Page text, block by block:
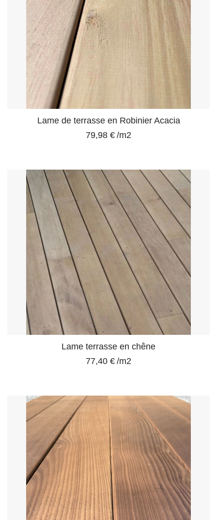
Lame de terrasse en Robinier Acacia
79,98 € /m2
Lame terrasse en chêne
77,40 € /m2